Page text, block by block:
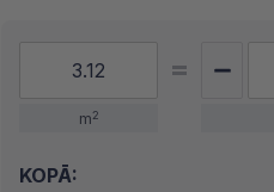
m2
KOPĀ: